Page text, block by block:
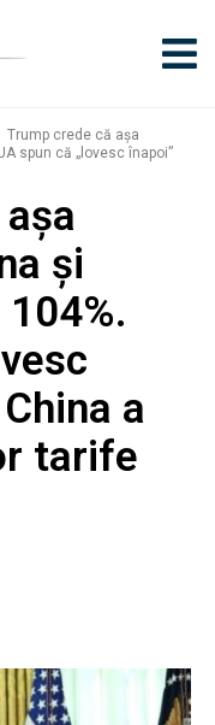
Trump crede că așa
spun că „lovesc înapoi”
și
a
tarife